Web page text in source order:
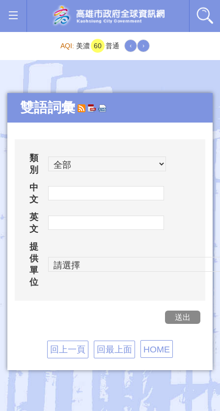
跳到主要內容區塊
AQI: 美濃 60 普通 ‹ ›
雙語詞彙
類
別
中
文
英
文
提
供
單
位
回上一頁 回最上面 HOME